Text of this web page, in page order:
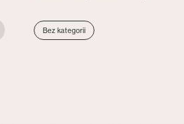
Bez kategorii